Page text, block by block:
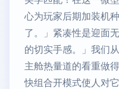
心为玩家后期加装机
了。」紧凑性是迎面
的切实手感。」我们
主舱热量道的看重做
快组合开模式使人对